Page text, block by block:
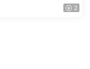
課2025【畫質不錯有素
2